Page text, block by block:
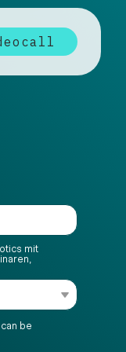
mit
be